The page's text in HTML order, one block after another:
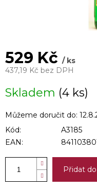
529 Kč/ ks
437,19 Kč bez DPH
cena:
Skladem (4 ks)
Můžeme doručit do:
Kód:
A3185
EAN:
Přidat